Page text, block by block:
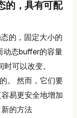
的，具有可配
的，固定大小的
动态buffer的容量
可以改变。
。 然而，它们要
易更安全地增加
的方法